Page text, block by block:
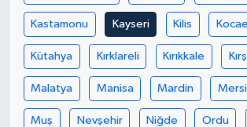
Kastamonu Kayseri Kilis
Kütahya Kırklareli Kırıkkale
Malatya Manisa Mardin
Muş Nevşehir Niğde Ordu